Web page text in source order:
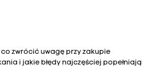
co zwrócić uwagę przy zakupie
i jakie błędy najczęściej popełniają